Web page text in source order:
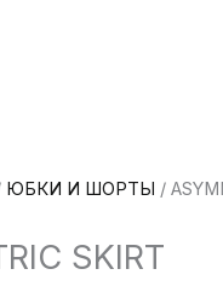
ЮБКИ И ШОРТЫ /
SKIRT